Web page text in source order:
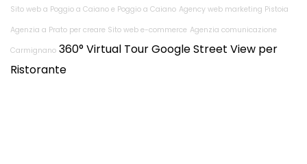
Sito web a Poggio a Caiano e Poggio a Caiano Agency web marketing Pistoia
Agenzia a Prato per creare Sito web e-commerce Agenzia comunicazione
Carmignano 360° Virtual Tour Google Street View per
Ristorante